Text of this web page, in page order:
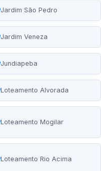
Jardim São Pedro
Jardim Veneza
Jundiapeba
Loteamento Alvorada
Loteamento Mogilar
Loteamento Rio Acima